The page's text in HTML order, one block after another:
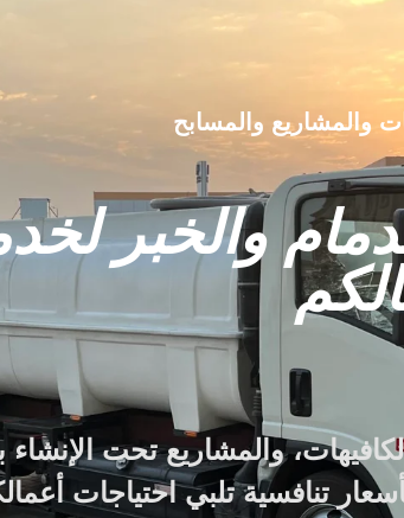
والمشاريع والمسابح
والخبر
والمشاريع تحت الإنشاء
تنافسية تلبي احتياجات